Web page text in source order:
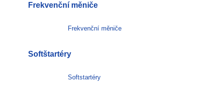
Frekvenční měniče
Frekvenční měniče
Softštartéry
Softstartéry